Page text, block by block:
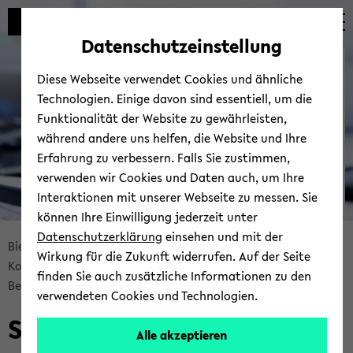
Automatische
vermeiden
zum
wechseln
zum
wechseln
zum
wechseln
Bread­
crumb
über­
sprin­
gen
und
Bie­le­fel­der IT-​Servicezentrum
Ser­vices
Kom­mu­ni­ka­ti­on & Zu­sam­men­ar­beit
Be­ra­tung & Sup­port
Ser­vice Desk
Servicezentrum
© Uni­ver­si­tät Bie­le­feld | BITS
Ser­vice Desk
Datenschutzeinstellung
Diese Webseite verwendet Cookies und ähnliche
Technologien. Einige davon sind essentiell, um die
Funktionalität der Website zu gewährleisten,
während andere uns helfen, die Website und Ihre
Erfahrung zu verbessern. Falls Sie zustimmen,
verwenden wir Cookies und Daten auch, um Ihre
Interaktionen mit unserer Webseite zu messen. Sie
können Ihre Einwilligung jederzeit unter
Datenschutzerklärung einsehen und mit der
Wirkung für die Zukunft widerrufen. Auf der Seite
finden Sie auch zusätzliche Informationen zu den
verwendeten Cookies und Technologien.
Alle akzeptieren